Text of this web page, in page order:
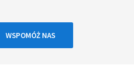
WSPOMÓŻ NAS